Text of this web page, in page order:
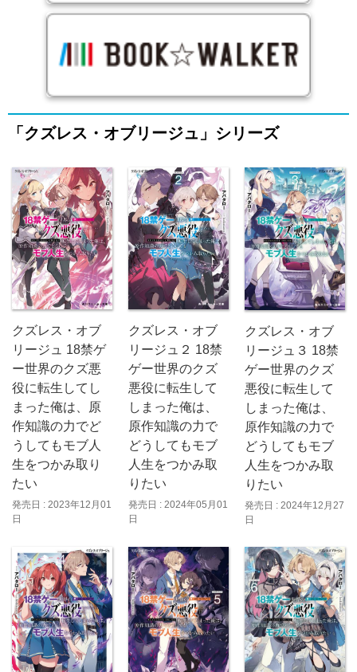
「クズレス・オブリージュ」シリーズ
クズレス・オブ
リージュ 18禁ゲ
ー世界のクズ悪
役に転生してし
まった俺は、原
作知識の力でど
うしてもモブ人
生をつかみ取り
たい
発売日 : 2023年12月01
日
クズレス・オブ
リージュ２ 18禁
ゲー世界のクズ
悪役に転生して
しまった俺は、
原作知識の力で
どうしてもモブ
人生をつかみ取
りたい
発売日 : 2024年05月01
日
クズレス・オブ
リージュ３ 18禁
ゲー世界のクズ
悪役に転生して
しまった俺は、
原作知識の力で
どうしてもモブ
人生をつかみ取
りたい
発売日 : 2024年12月27
日